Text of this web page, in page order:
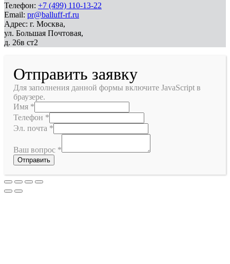
Телефон: +7 (499) 110-13-22
Email: pr@balluff-rf.ru
Адрес: г. Москва,
ул. Большая Почтовая,
д. 26в ст2
Отправить заявку
Для заполнения данной формы включите JavaScript в
браузере.
Имя *
Телефон *
Эл. почта *
Ваш вопрос *
Отправить